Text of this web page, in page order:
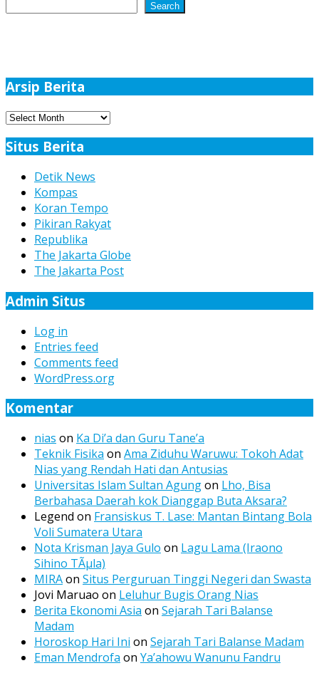
Search
Arsip Berita
Arsip
Situs Berita
Detik News
Kompas
Koran Tempo
Pikiran Rakyat
Republika
The Jakarta Globe
The Jakarta Post
Admin Situs
Log in
Entries feed
Comments feed
WordPress.org
Komentar
nias on Ka Di’a dan Guru Tane’a
Teknik Fisika on Ama Ziduhu Waruwu: Tokoh Adat
Nias yang Rendah Hati dan Antusias
Universitas Islam Sultan Agungon Lho, Bisa
Berbahasa Daerah kok Dianggap Buta Aksara?
Legend on Fransiskus T. Lase: Mantan Bintang Bola
Voli Sumatera Utara
Nota Krisman Jaya Gulo on Lagu Lama (Iraono
Sihino TÃµla)
MIRAon Situs Perguruan Tinggi Negeri dan Swasta
Jovi Maruao on Leluhur Bugis Orang Nias
Berita Ekonomi Asia on Sejarah Tari Balanse
Madam
Horoskop Hari Ini on Sejarah Tari Balanse Madam
Eman Mendrofa on Ya’ahowu Wanunu Fandru